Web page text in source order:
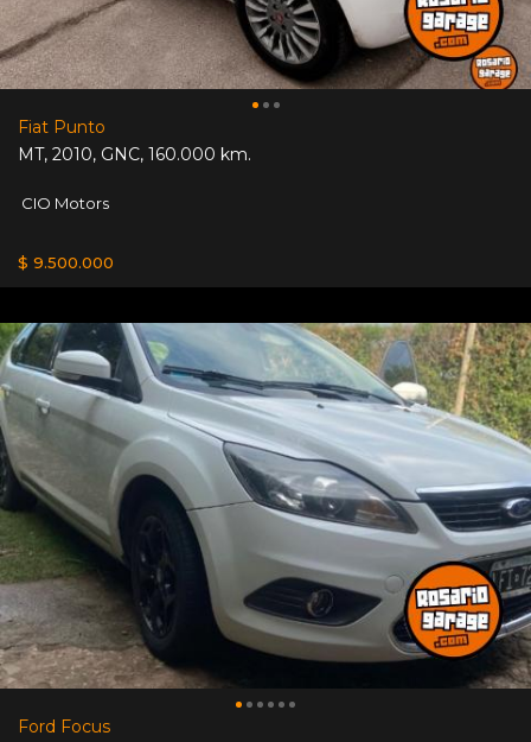
Fiat Punto
MT, 2010, GNC, 160.000 km.
CIO Motors
$ 9.500.000
Ford Focus